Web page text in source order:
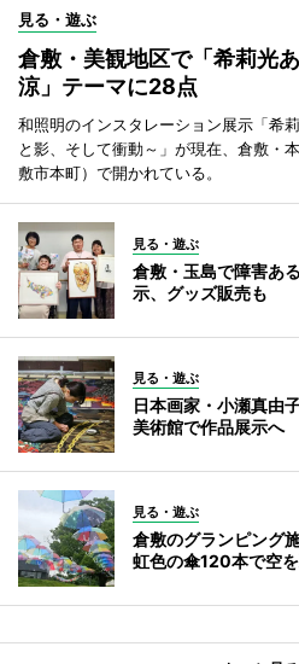
見る・遊ぶ
倉敷・美観地区で「希莉光
涼」テーマに28点
和照明のインスタレーション展示「希
と影、そして衝動～」が現在、倉敷・
敷市本町）で開かれている。
見る・遊ぶ
倉敷・玉島で障害あ
示、グッズ販売も
見る・遊ぶ
日本画家・小瀬真由
美術館で作品展示へ
見る・遊ぶ
倉敷のグランピング
虹色の傘120本で空